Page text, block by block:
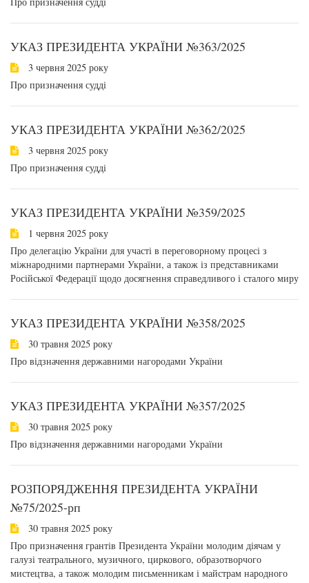
УКАЗ ПРЕЗИДЕНТА УКРАЇНИ №363/2025
3 червня 2025 року
Про призначення судді
УКАЗ ПРЕЗИДЕНТА УКРАЇНИ №362/2025
3 червня 2025 року
Про призначення судді
УКАЗ ПРЕЗИДЕНТА УКРАЇНИ №359/2025
1 червня 2025 року
Про делегацію України для участі в переговорному процесі з
міжнародними партнерами України, а також із представниками
Російської Федерації щодо досягнення справедливого і сталого миру
УКАЗ ПРЕЗИДЕНТА УКРАЇНИ №358/2025
30 травня 2025 року
Про відзначення державними нагородами України
УКАЗ ПРЕЗИДЕНТА УКРАЇНИ №357/2025
30 травня 2025 року
Про відзначення державними нагородами України
РОЗПОРЯДЖЕННЯ ПРЕЗИДЕНТА УКРАЇНИ
№75/2025-рп
30 травня 2025 року
Про призначення грантів Президента України молодим діячам у
галузі театрального, музичного, циркового, образотворчого
мистецтва, а також молодим письменникам і майстрам народного